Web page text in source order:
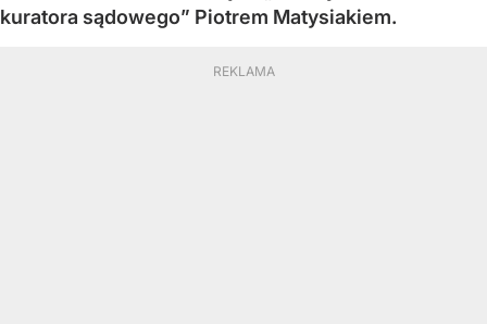
kuratora sądowego” Piotrem Matysiakiem.